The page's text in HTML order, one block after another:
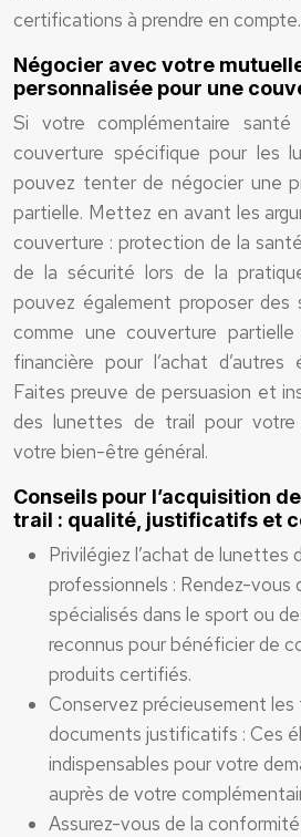
certifications à prendre en compte.
Négocier avec votre
personnalisée pour une
Si votre complémentaire
couverture spécifique pour les
pouvez tenter de négocier une
partielle. Mettez en avant les
couverture : protection de la
de la sécurité lors de la
pouvez également proposer des
comme une couverture
financière pour l’achat d’autres
Faites preuve de persuasion et
des lunettes de trail pour
votre bien-être général.
Conseils pour l’acquisition
trail : qualité, justificatifs et
Privilégiez l’achat de lunettes
professionnels : Rendez-vous
spécialisés dans le sport ou
reconnus pour bénéficier de
produits certifiés.
Conservez précieusement
documents justificatifs : Ces
indispensables pour votre
auprès de votre
Assurez-vous de la